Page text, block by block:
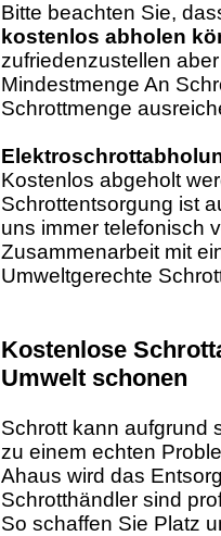
Bitte beachten Sie,
kostenlos abholen
zufriedenzustellen
Mindestmenge An
Schrottmenge
Kostenlos abgeholt
Schrottentsorgung ist
uns immer telefonisch
Zusammenarbeit mit
Umweltgerechte
Kostenlose
Umwelt schonen
Schrott kann aufgrund
zu einem echten
Ahaus wird das
Schrotthändler sind
So schaffen Sie Platz